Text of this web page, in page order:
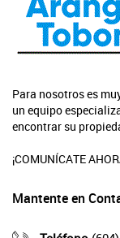
Para nosotros es
un equipo
encontrar su
¡COMUNÍCATE
Mantente en